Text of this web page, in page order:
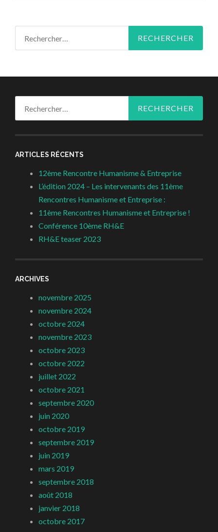
ARTICLES RÉCENTS
12ème Rencontre Humanisme & Entreprise
L’édition 2024 – Les intervenants des 11ème
Rencontres Humanisme et Entreprise :
11ème Rencontres Humanisme et Entreprise !
Conférence 10ème RH&E
RH&E teaser 2023
ARCHIVES
novembre 2025
novembre 2024
octobre 2024
novembre 2023
octobre 2023
octobre 2022
juillet 2022
octobre 2021
septembre 2020
juin 2020
octobre 2019
septembre 2019
juin 2019
mars 2019
septembre 2018
août 2018
janvier 2018
octobre 2017